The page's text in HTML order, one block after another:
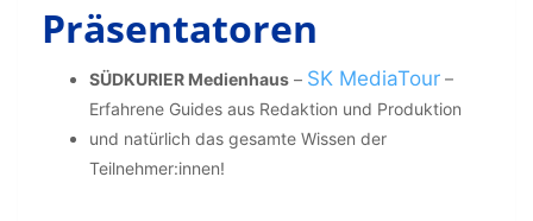
Präsentatoren
SÜDKURIER Medienhaus – SK MediaTour –
Erfahrene Guides aus Redaktion und Produktion
und natürlich das gesamte Wissen der
Teilnehmer:innen!